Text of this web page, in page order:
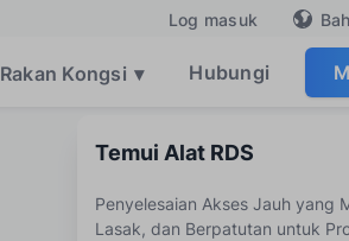
Log masuk
Rakan Kongsi ▾ Hubungi
Temui Alat RDS
Penyelesaian Akses Jauh yang
Lasak, dan Berpatutan untuk